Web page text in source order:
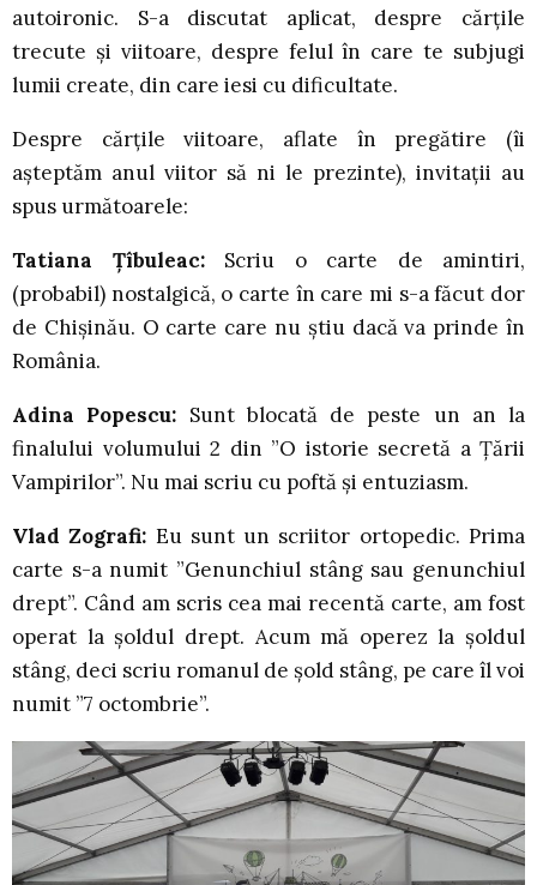
autoironic. S-a discutat aplicat, despre cărțile
trecute și viitoare, despre felul în care te subjugi
lumii create, din care iesi cu dificultate.
Despre cărțile viitoare, aflate în pregătire (îi
așteptăm anul viitor să ni le prezinte), invitații au
spus următoarele:
Tatiana Țîbuleac: Scriu o carte de amintiri,
(probabil) nostalgică, o carte în care mi s-a făcut dor
de Chișinău. O carte care nu știu dacă va prinde în
România.
Adina Popescu: Sunt blocată de peste un an la
finalului volumului 2 din ”O istorie secretă a Ţării
Vampirilor”. Nu mai scriu cu poftă și entuziasm.
Vlad Zografi: Eu sunt un scriitor ortopedic. Prima
carte s-a numit ”Genunchiul stâng sau genunchiul
drept”. Când am scris cea mai recentă carte, am fost
operat la șoldul drept. Acum mă operez la șoldul
stâng, deci scriu romanul de șold stâng, pe care îl voi
numit ”7 octombrie”.